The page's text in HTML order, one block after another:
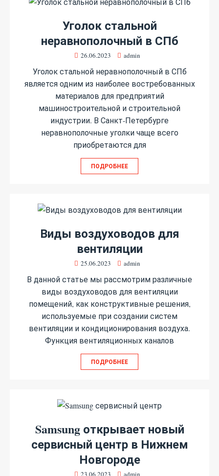
Уголок стальной
неравнополочный в СПб
26.06.2023 admin
Уголок стальной неравнополочный в СПб
является одним из наиболее востребованных
материалов для предприятий
машиностроительной и строительной
индустрии. В Санкт-Петербурге
неравнополочные уголки чаще всего
приобретаются для
ПОДРОБНЕЕ
Виды воздуховодов для
вентиляции
25.06.2023 admin
В данной статье мы рассмотрим различные
виды воздуховодов для вентиляции
помещений, как конструктивные решения,
используемые при создании систем
вентиляции и кондиционирования воздуха.
Функция вентиляционных каналов
ПОДРОБНЕЕ
Samsung открывает новый
сервисный центр в Нижнем
Новгороде
23.06.2023 admin